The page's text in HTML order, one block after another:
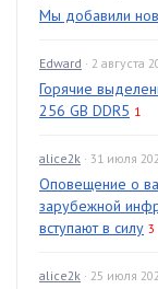
Мы добавили
Edward · 2 августа
Горячие
256 GB DDR5 1
alice2k · 31 июля
Оповещение о
зарубежной
вступают в силу 3
alice2k · 25 июля